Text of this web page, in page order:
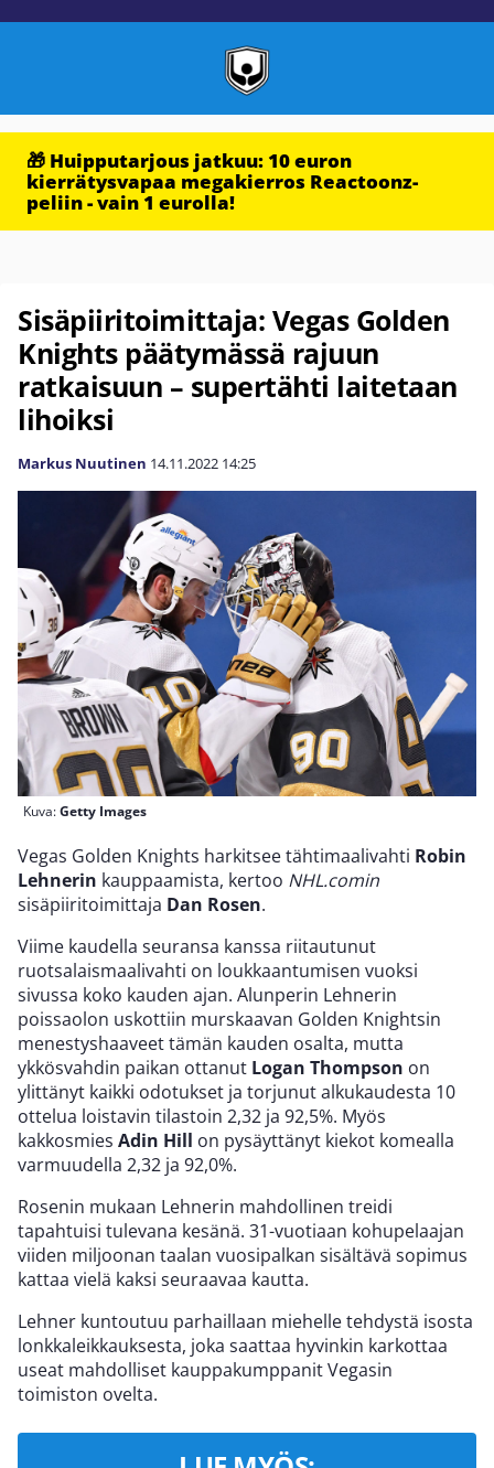
🎁 Huipputarjous jatkuu: 10 euron
kierrätysvapaa megakierros Reactoonz-
peliin - vain 1 eurolla!
Sisäpiiritoimittaja: Vegas Golden
Knights päätymässä rajuun
ratkaisuun – supertähti laitetaan
lihoiksi
Markus Nuutinen 14.11.2022 14:25
Kuva:Getty Images
Vegas Golden Knights harkitsee tähtimaalivahti Robin
Lehnerin kauppaamista, kertoo NHL.comin
sisäpiiritoimittaja Dan Rosen.
Viime kaudella seuransa kanssa riitautunut
ruotsalaismaalivahti on loukkaantumisen vuoksi
sivussa koko kauden ajan. Alunperin Lehnerin
poissaolon uskottiin murskaavan Golden Knightsin
menestyshaaveet tämän kauden osalta, mutta
ykkösvahdin paikan ottanut Logan Thompson on
ylittänyt kaikki odotukset ja torjunut alkukaudesta 10
ottelua loistavin tilastoin 2,32 ja 92,5%. Myös
kakkosmies Adin Hill on pysäyttänyt kiekot komealla
varmuudella 2,32 ja 92,0%.
Rosenin mukaan Lehnerin mahdollinen treidi
tapahtuisi tulevana kesänä. 31-vuotiaan kohupelaajan
viiden miljoonan taalan vuosipalkan sisältävä sopimus
kattaa vielä kaksi seuraavaa kautta.
Lehner kuntoutuu parhaillaan miehelle tehdystä isosta
lonkkaleikkauksesta, joka saattaa hyvinkin karkottaa
useat mahdolliset kauppakumppanit Vegasin
toimiston ovelta.